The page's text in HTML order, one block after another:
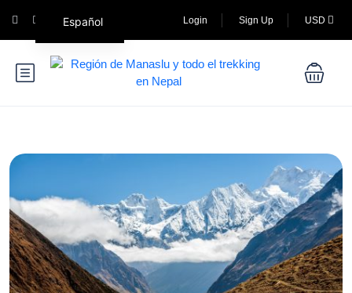
Login Sign Up USD
Español